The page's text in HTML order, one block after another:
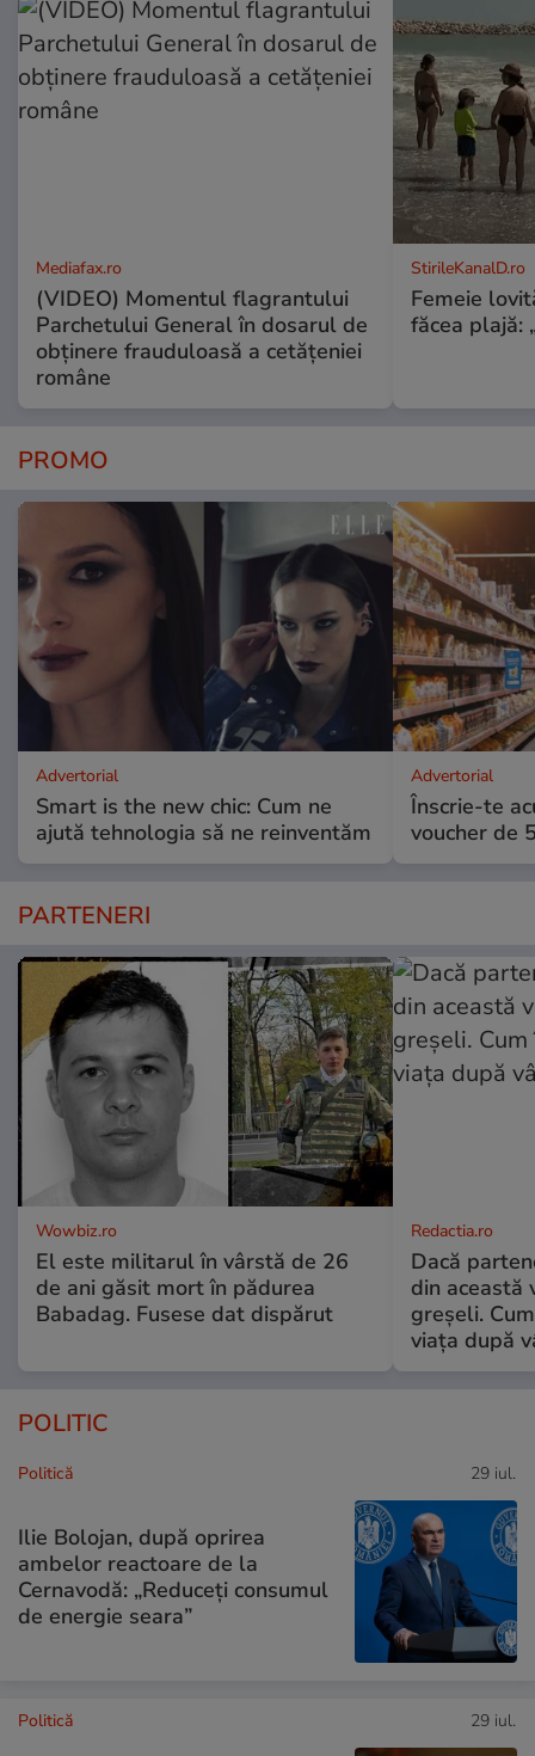
Mediafax.ro
(VIDEO) Momentul flagrantului
Parchetului General în dosarul de
obținere frauduloasă a cetățeniei
române
StirileKanalD.ro
Femeie
făcea plajă:
PROMO
Advertorial
Smart is the new chic: Cum ne
ajută tehnologia să ne reinventăm
Advertorial
Înscrie-te
voucher de
PARTENERI
Wowbiz.ro
El este militarul în vârstă de 26
de ani găsit mort în pădurea
Babadag. Fusese dat dispărut
Redactia.ro
Dacă
din această
greșeli.
viața după
POLITIC
Politică 29 iul.
Ilie Bolojan, după oprirea
ambelor reactoare de la
Cernavodă: „Reduceți consumul
de energie seara”
Politică 29 iul.